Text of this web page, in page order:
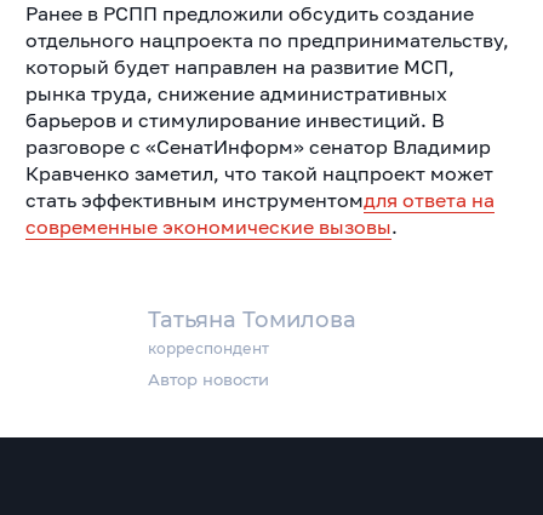
Татьяна Томилова
корреспондент
Автор новости
Ранее в РСПП предложили обсудить создание
отдельного нацпроекта по предпринимательству,
который будет направлен на развитие МСП,
рынка труда, снижение административных
барьеров и стимулирование инвестиций. В
разговоре с «СенатИнформ» сенатор Владимир
Кравченко заметил, что такой нацпроект может
стать эффективным инструментомдля ответа на
современные экономические вызовы.